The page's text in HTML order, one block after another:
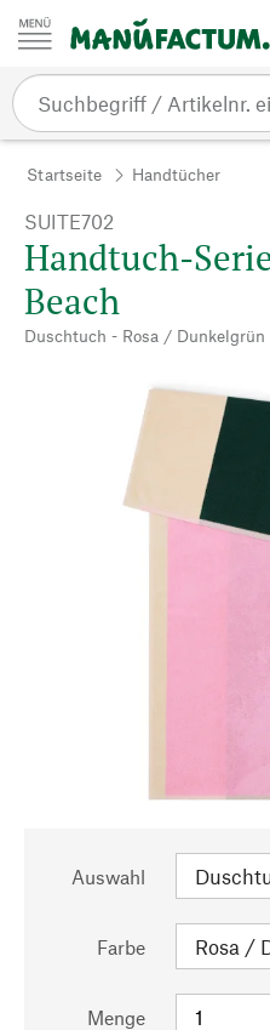
Zum Inhalt springen
Startseite Handtücher
SUITE702
Handtuch-
Beach
Duschtuch - Rosa / Dunkelgrün
Auswahl
Farbe
Menge